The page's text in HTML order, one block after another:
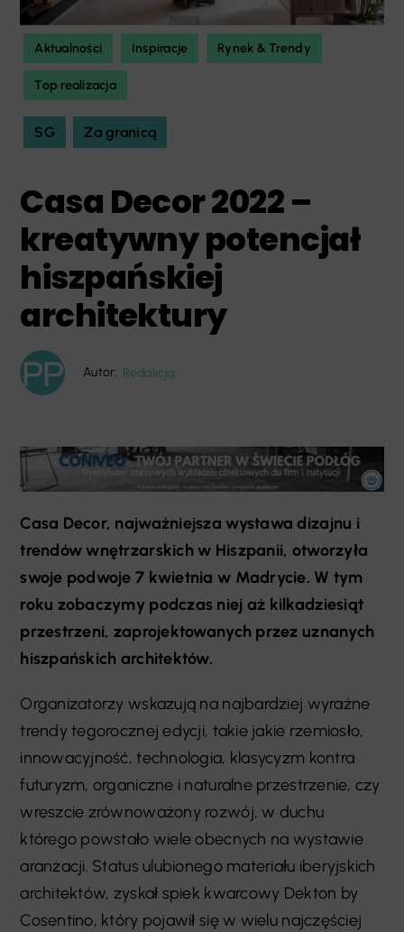
Aktualności Inspiracje Rynek & Trendy
Top realizacja
SG Za granicą
Casa Decor 2022 –
kreatywny potencjał
hiszpańskiej
architektury
Autor: Redakcja
Casa Decor, najważniejsza wystawa dizajnu i
trendów wnętrzarskich w Hiszpanii, otworzyła
swoje podwoje 7 kwietnia w Madrycie. W tym
roku zobaczymy podczas niej aż kilkadziesiąt
przestrzeni, zaprojektowanych przez uznanych
hiszpańskich architektów.
Organizatorzy wskazują na najbardziej wyraźne
trendy tegorocznej edycji, takie jakie rzemiosło,
innowacyjność, technologia, klasycyzm kontra
futuryzm, organiczne i naturalne przestrzenie, czy
wreszcie zrównoważony rozwój, w duchu
którego powstało wiele obecnych na wystawie
aranżacji. Status ulubionego materiału iberyjskich
architektów, zyskał spiek kwarcowy Dekton by
Cosentino, który pojawił się w wielu najczęściej